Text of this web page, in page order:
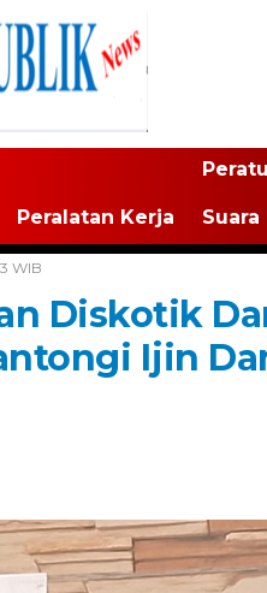
Peralatan Kerja
WIB
Diskotik
Ijin